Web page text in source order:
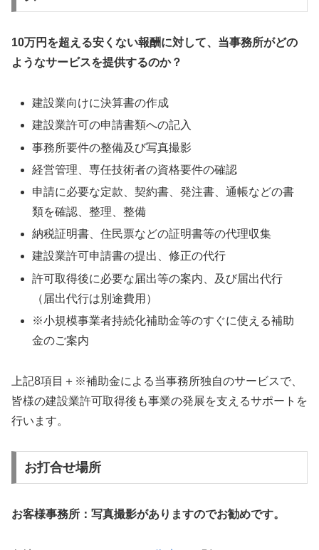
10万円を超える安くない報酬に対して、当事務所がどの
ようなサービスを提供するのか？
建設業向けに決算書の作成
建設業許可の申請書類への記入
事務所要件の整備及び写真撮影
経営管理、専任技術者の資格要件の確認
申請に必要な定款、契約書、発注書、通帳などの書
類を確認、整理、整備
納税証明書、住民票などの証明書等の代理収集
建設業許可申請書の提出、修正の代行
許可取得後に必要な届出等の案内、及び届出代行
（届出代行は別途費用）
※小規模事業者持続化補助金等のすぐに使える補助
金のご案内
上記8項目＋※補助金による当事務所独自のサービスで、
皆様の建設業許可取得後も事業の発展を支えるサポートを
行います。
お打合せ場所
お客様事務所：写真撮影がありますのでお勧めです。